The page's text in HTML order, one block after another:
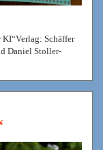
Schäffer
Daniel Stoller-